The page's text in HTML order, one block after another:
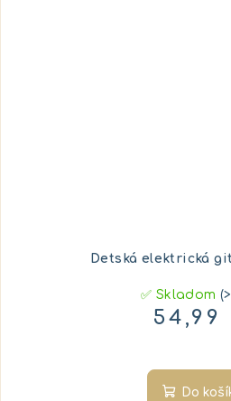
Detská elektrická
✅ Skladom
54,99
Do